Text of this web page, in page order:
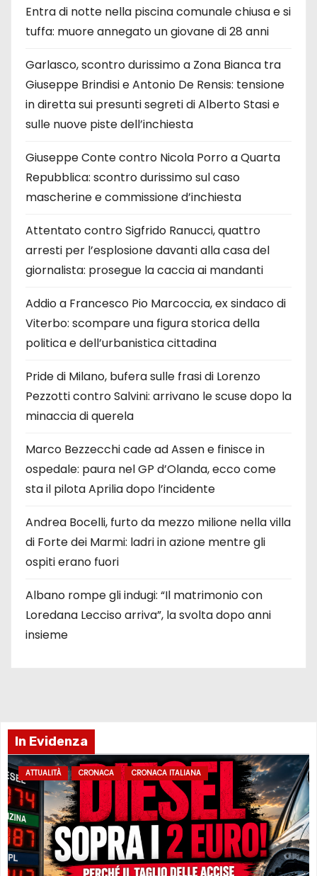
Entra di notte nella piscina comunale chiusa e si
tuffa: muore annegato un giovane di 28 anni
Garlasco, scontro durissimo a Zona Bianca tra
Giuseppe Brindisi e Antonio De Rensis: tensione
in diretta sui presunti segreti di Alberto Stasi e
sulle nuove piste dell’inchiesta
Giuseppe Conte contro Nicola Porro a Quarta
Repubblica: scontro durissimo sul caso
mascherine e commissione d’inchiesta
Attentato contro Sigfrido Ranucci, quattro
arresti per l’esplosione davanti alla casa del
giornalista: prosegue la caccia ai mandanti
Addio a Francesco Pio Marcoccia, ex sindaco di
Viterbo: scompare una figura storica della
politica e dell’urbanistica cittadina
Pride di Milano, bufera sulle frasi di Lorenzo
Pezzotti contro Salvini: arrivano le scuse dopo la
minaccia di querela
Marco Bezzecchi cade ad Assen e finisce in
ospedale: paura nel GP d’Olanda, ecco come
sta il pilota Aprilia dopo l’incidente
Andrea Bocelli, furto da mezzo milione nella villa
di Forte dei Marmi: ladri in azione mentre gli
ospiti erano fuori
Albano rompe gli indugi: “Il matrimonio con
Loredana Lecciso arriva”, la svolta dopo anni
insieme
In Evidenza
ATTUALITÀ CRONACA CRONACA ITALIANA